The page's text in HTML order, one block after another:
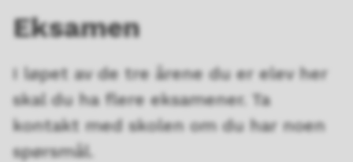
Eksamen
I løpet av de tre årene du er elev her
skal du ha flere eksamener. Ta
kontakt med skolen om du har noen
spørsmål.